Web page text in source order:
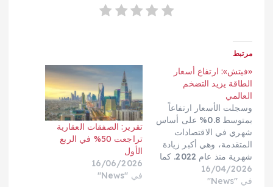
مرتبط
«فيتش»: ارتفاع أسعار
الطاقة يزيد التضخم
العالمي
وسجلت الأسعار ارتفاعاً
بمتوسط 0.8% على أساس
شهري في الاقتصادات
المتقدمة، وهي أكبر زيادة
شهرية منذ عام 2022. كما
ارتفع متوسط معدل
16/04/2026
في "News"
تقرير: الصفقات العقارية
تراجعت 50% في الربع
الأول
16/06/2026
في "News"